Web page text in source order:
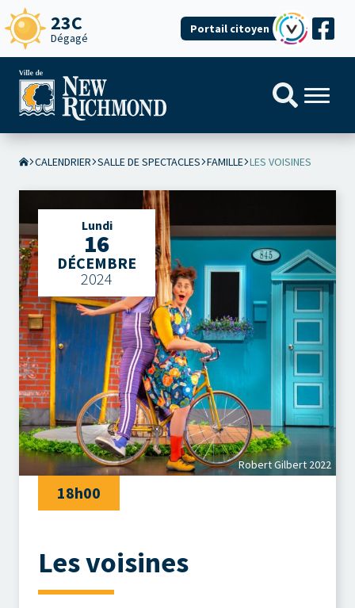
23C
Dégagé
Portail citoyen
CALENDRIER SALLE DE SPECTACLES FAMILLE LES VOISINES
Robert Gilbert 2022
Lundi
16
DÉCEMBRE
2024
18h00
Les voisines